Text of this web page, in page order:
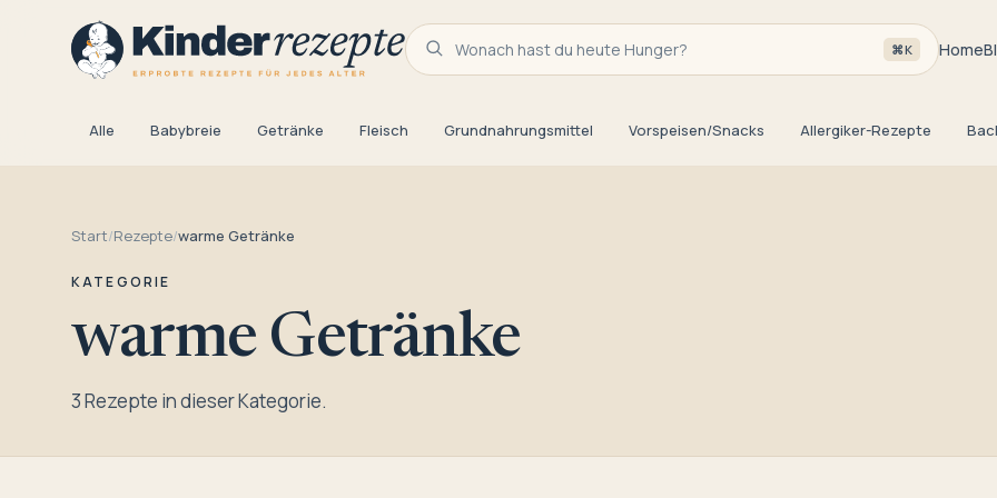
Wonach hast du heute Hunger? ⌘K Home
Alle Babybreie Getränke Fleisch Grundnahrungsmittel Vorspeisen/Snacks Allergiker-Rezepte
Start/Rezepte/warme Getränke
KATEGORIE
warme Getränke
3 Rezepte in dieser Kategorie.